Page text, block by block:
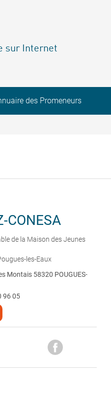
sur Internet
des Promeneurs
CONESA
de la Maison des Jeunes
les-Eaux
Montais 58320 POUGUES-
96 05